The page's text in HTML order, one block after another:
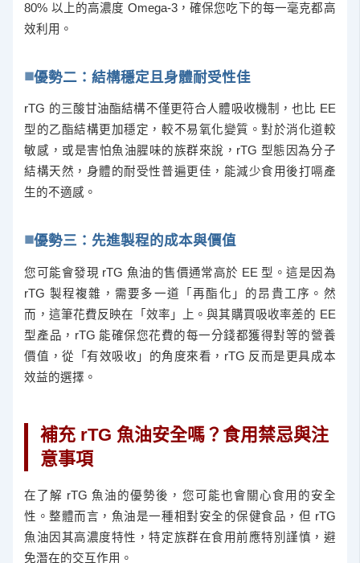
80% 以上的高濃度 Omega-3，確保您吃下的每一毫克都高
效利用。
優勢二：結構穩定且身體耐受性佳
rTG 的三酸甘油酯結構不僅更符合人體吸收機制，也比 EE
型的乙酯結構更加穩定，較不易氧化變質。對於消化道較
敏感，或是害怕魚油腥味的族群來說，rTG 型態因為分子
結構天然，身體的耐受性普遍更佳，能減少食用後打嗝產
生的不適感。
優勢三：先進製程的成本與價值
您可能會發現 rTG 魚油的售價通常高於 EE 型。這是因為
rTG 製程複雜，需要多一道「再酯化」的昂貴工序。然
而，這筆花費反映在「效率」上。與其購買吸收率差的 EE
型產品，rTG 能確保您花費的每一分錢都獲得對等的營養
價值，從「有效吸收」的角度來看，rTG 反而是更具成本
效益的選擇。
補充 rTG 魚油安全嗎？食用禁忌與注
意事項
在了解 rTG 魚油的優勢後，您可能也會關心食用的安全
性。整體而言，魚油是一種相對安全的保健食品，但 rTG
魚油因其高濃度特性，特定族群在食用前應特別謹慎，避
免潛在的交互作用。